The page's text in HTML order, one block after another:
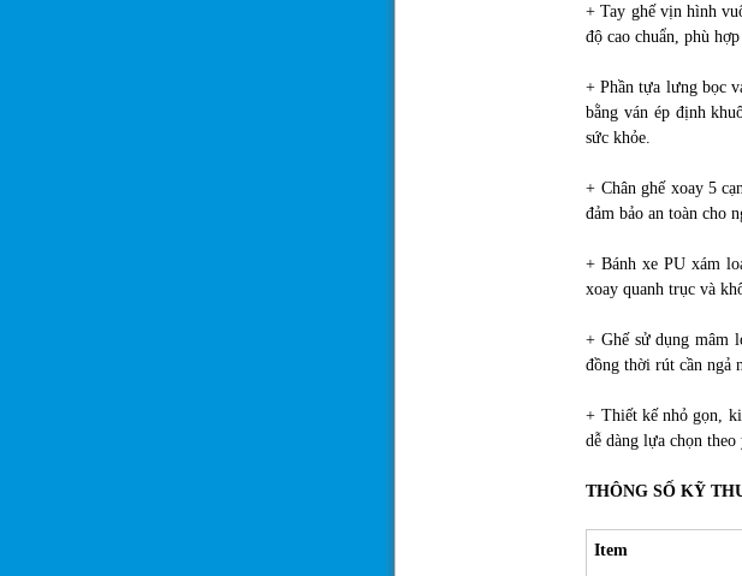
+ Tay ghế vịn hình
độ cao chuẩn, phù
+ Phần tựa lưng bọc
bằng ván ép định
sức khỏe.
+ Chân ghế xoay 5
đảm bảo an toàn cho
+ Bánh xe PU xám
xoay quanh trục và
+ Ghế sử dụng mâm
đồng thời rút cần ngả
+ Thiết kế nhỏ gọn,
dễ dàng lựa chọn theo
THÔNG SỐ KỸ
Item